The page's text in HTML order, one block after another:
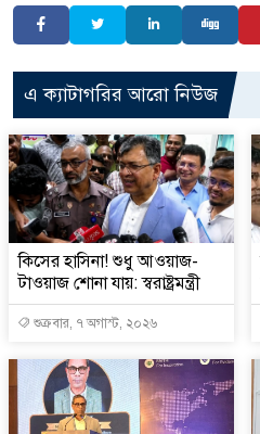
এ ক্যাটাগরির আরো নিউজ
কিসের হাসিনা! শুধু আওয়াজ-
টাওয়াজ শোনা যায়: স্বরাষ্ট্রমন্ত্রী
শুক্রবার, ৭ অগাস্ট, ২০২৬